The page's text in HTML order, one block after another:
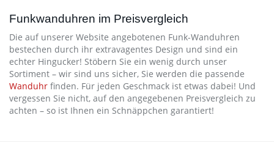
Funkwanduhren im Preisvergleich
Die auf unserer Website angebotenen Funk-Wanduhren
bestechen durch ihr extravagentes Design und sind ein
echter Hingucker! Stöbern Sie ein wenig durch unser
Sortiment – wir sind uns sicher, Sie werden die passende
Wanduhr finden. Für jeden Geschmack ist etwas dabei! Und
vergessen Sie nicht, auf den angegebenen Preisvergleich zu
achten – so ist Ihnen ein Schnäppchen garantiert!